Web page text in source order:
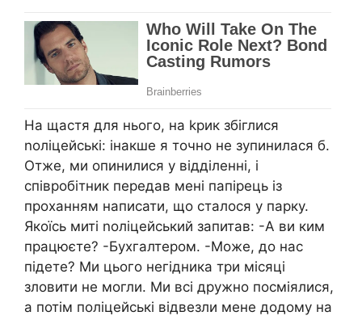
На щастя для нього, на kрик збіглися
nоліцейські: інакше я точно не зупинилася б.
Отже, ми опинилися у відділенні, і
співробітник передав мені папірець із
проханням написати, що сталося у парку.
Якоїсь миті nоліцейський запитав: -А ви ким
працюєте? -Бухгалтером. -Може, до нас
підете? Ми цього негідника три місяці
зловити не могли. Ми всі дружно посміялися,
а потім поліцейські відвезли мене додому на